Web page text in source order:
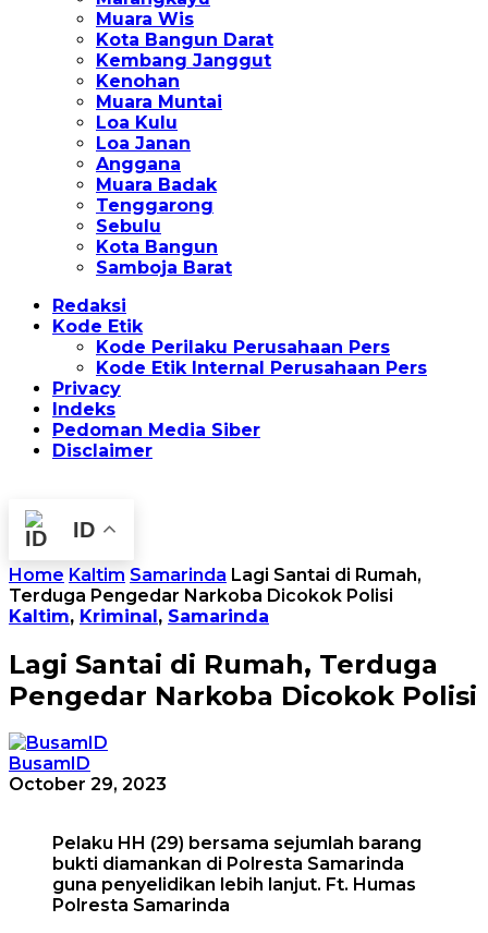
Muara Wis
Kota Bangun Darat
Kembang Janggut
Kenohan
Muara Muntai
Loa Kulu
Loa Janan
Anggana
Muara Badak
Tenggarong
Sebulu
Kota Bangun
Samboja Barat
Redaksi
Kode Etik
Kode Perilaku Perusahaan Pers
Kode Etik Internal Perusahaan Pers
Privacy
Indeks
Pedoman Media Siber
Disclaimer
ID
Home Kaltim Samarinda Lagi Santai di Rumah,
Terduga Pengedar Narkoba Dicokok Polisi
Kaltim, Kriminal, Samarinda
Lagi Santai di Rumah, Terduga
Pengedar Narkoba Dicokok Polisi
BusamID
October 29, 2023
Pelaku HH (29) bersama sejumlah barang
bukti diamankan di Polresta Samarinda
guna penyelidikan lebih lanjut. Ft. Humas
Polresta Samarinda